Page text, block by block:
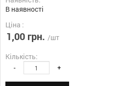
В наявності
Ціна :
1,00 грн. /шт
Кількість:
- +